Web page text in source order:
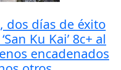
dos días de éxito
Ku Kai’ 8c+ al
encadenados